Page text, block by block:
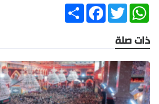
ShareFacebookTwitter
WhatsApp
ذات صلة